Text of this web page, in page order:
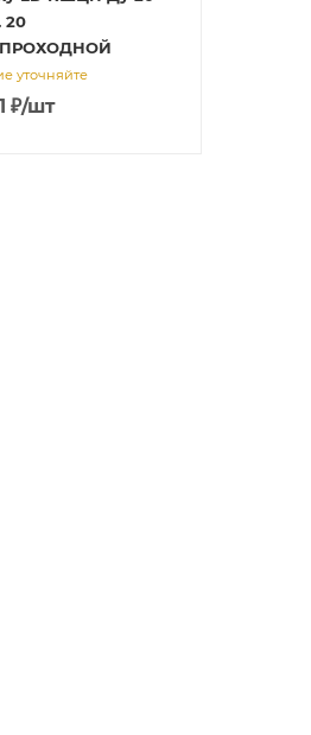
20
уточняйте
₽/шт